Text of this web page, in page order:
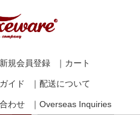
新規会員登録 ｜カート
イド ｜配送について
わせ
｜Overseas Inquiries